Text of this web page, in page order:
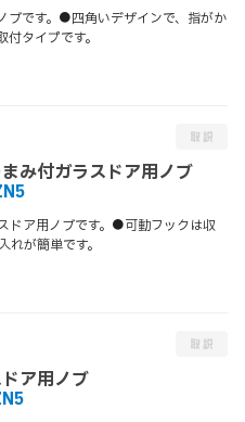
ブです。●四角いデザインで、指がか
タイプです。
み付ガラスドア用ノブ
ドア用ノブです。●可動フックは収
が簡単です。
ア用ノブ